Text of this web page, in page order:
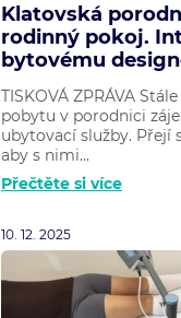
Klatovská
rodinný pokoj.
bytovému
TISKOVÁ ZPRÁVA
pobytu v porodnici
ubytovací služby. Přejí
aby s nimi...
Přečtěte si více
10. 12. 2025